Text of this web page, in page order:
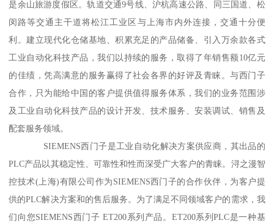
是余山旅游度假区。轨道交通9号线、沪杭高速公路、同三国道、松
闵路等交通主干道将松江工业区与上海市内外连接，交通十分便
利。建立现代化仓储基地、积累充足的产品储备、引入万余款各式
工业自动化科技产品，我们以持续的服务，取得了年销售额10亿元
的佳绩，凭高满意的服务赢得了社会各界的好评及青睐。与西门子
合作，只为能给中国的客户提供值得服务体系，我们的业务范围涉
及工业自动化科技产品的设计开发、技术服务、安装调试、销售及
配套服务领域。
SIEMENS西门子是工业自动化解决方案供应商，其出品的
PLC产品以其稳定性、可靠性和性而深受广大客户的青睐。浔之漫智
控技术(上海)有限公司作为SIEMENS西门子的合作伙伴，为客户提
供的PLC解决方案和的售后服务。为了满足不同领域客户的需求，我
们向您SIEMENS西门子 ET200系列产品。ET200系列PLC是一种基